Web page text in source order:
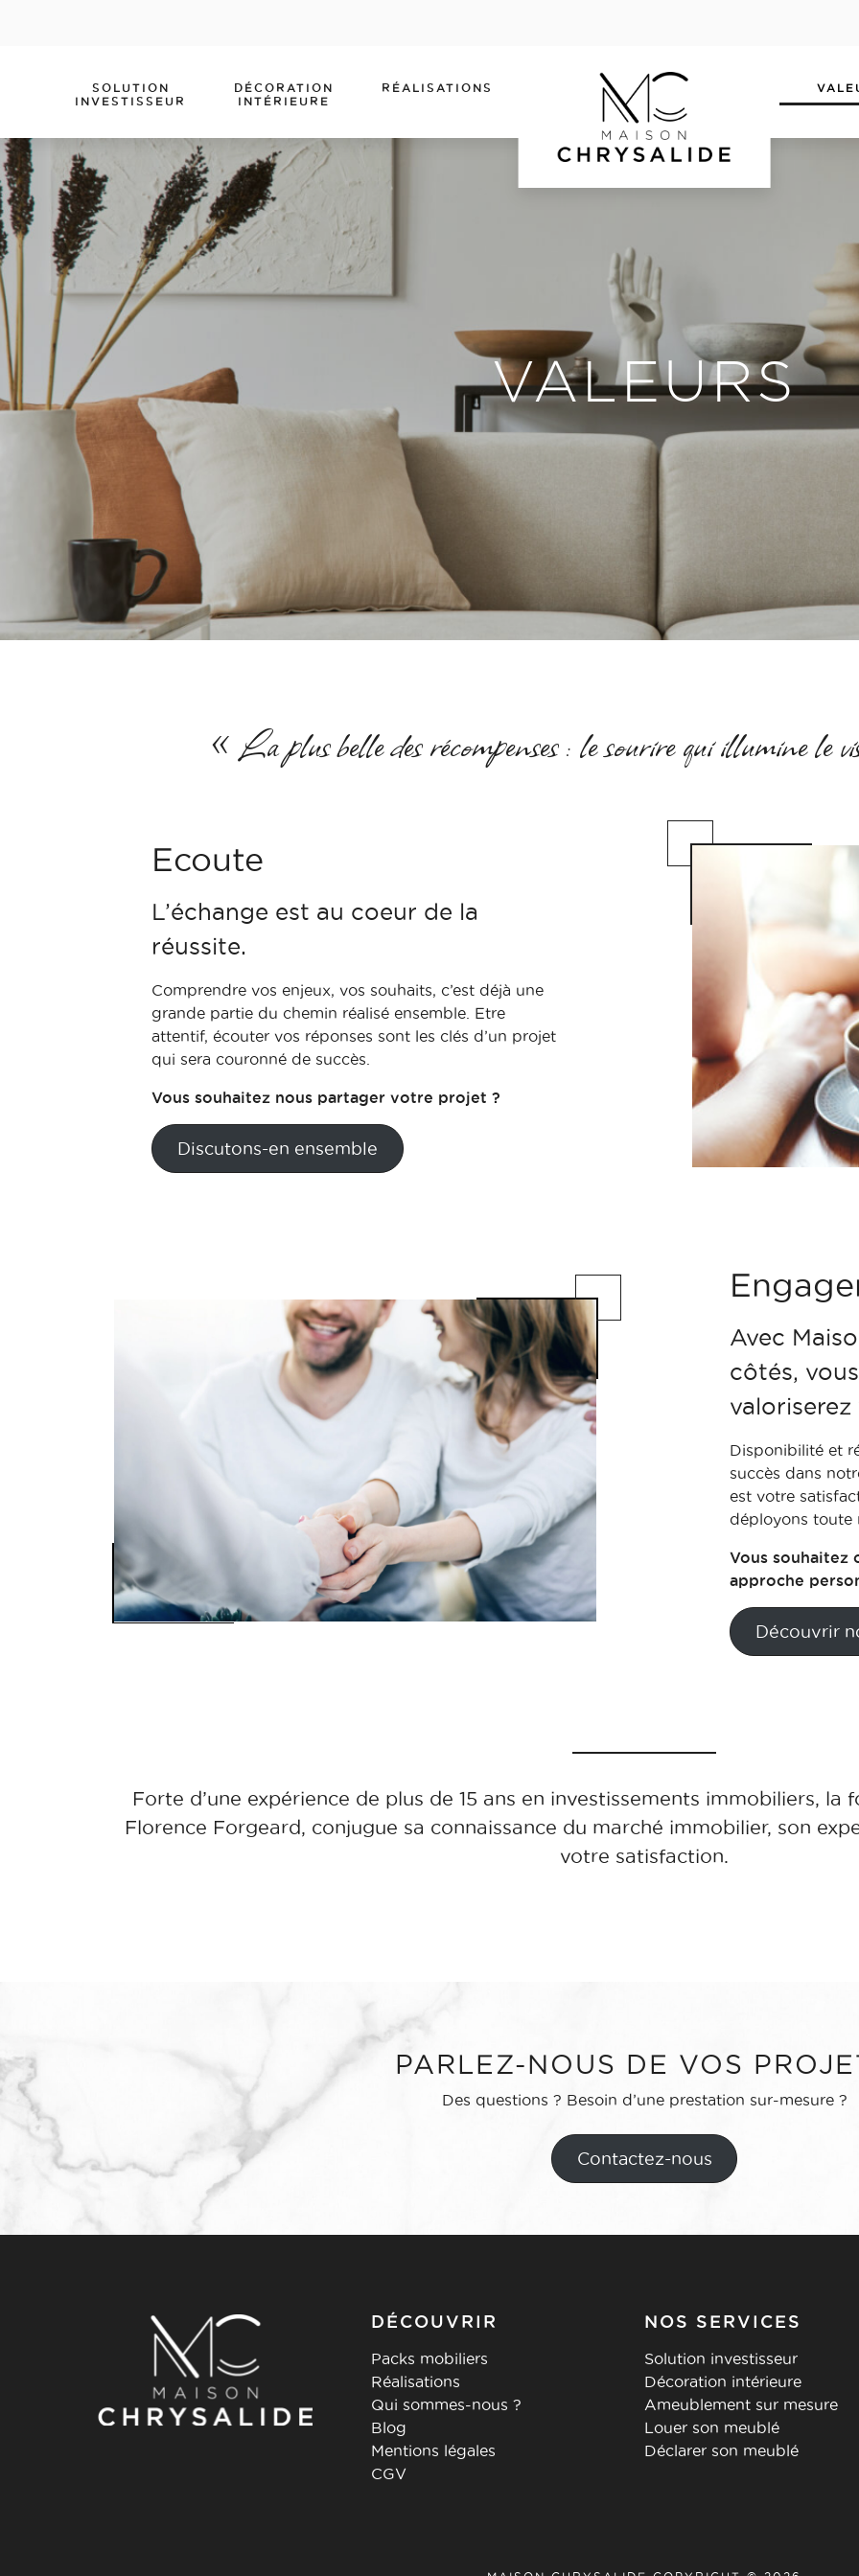
SOLUTION
INVESTISSEUR
DÉCORATION
INTÉRIEURE
RÉALISATIONS
VALEURS
« La plus belle des récompenses : le sourire qui illumine le
Ecoute
L’échange est au coeur de la
réussite.
Comprendre vos enjeux, vos souhaits, c’est déjà une
grande partie du chemin réalisé ensemble. Etre
attentif, écouter vos réponses sont les clés d’un projet
qui sera couronné de succès.
Vous souhaitez nous partager votre projet ?
Discutons-en ensemble
Avec
côtés,
Disponibilité et
succès dans
est votre
déployons toute
Vous souhaitez
approche
Découvrir
Forte d’une expérience de plus de 15 ans en investissements immobiliers, la
Florence Forgeard, conjugue sa connaissance du marché immobilier, son
votre satisfaction.
PARLEZ-NOUS DE VOS
Des questions ? Besoin d’une prestation sur-mesure ?
Contactez-nous
DÉCOUVRIR
Packs mobiliers
Réalisations
Qui sommes-nous ?
Blog
Mentions légales
CGV
NOS SERVICES
Solution investisseur
Décoration intérieure
Ameublement sur mesure
Louer son meublé
Déclarer son meublé